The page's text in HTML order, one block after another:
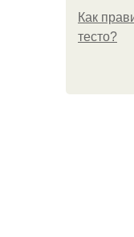
Как
тесто?